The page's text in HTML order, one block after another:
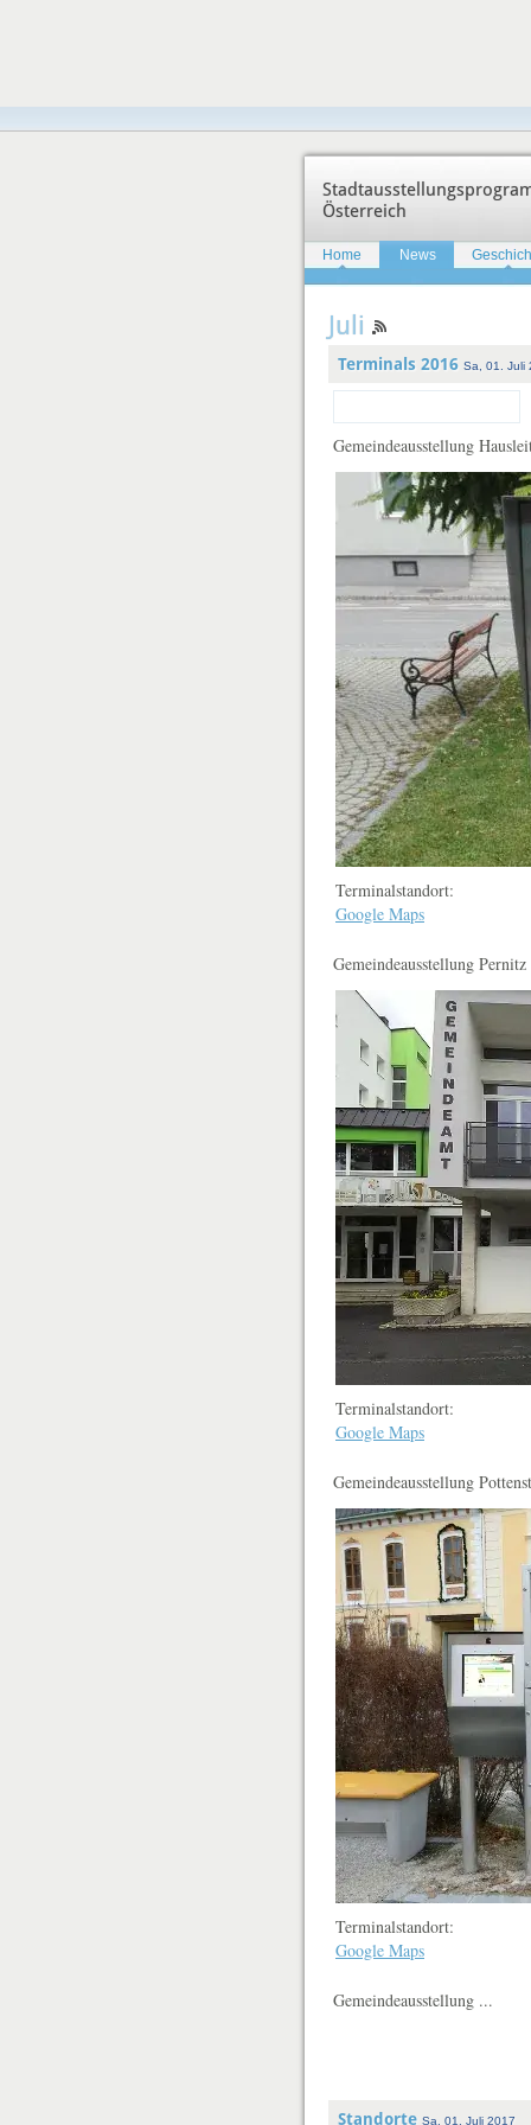
Österreich
Home News
Juli
Terminals 2016 Sa, 01. Juli
Gemeindeausstellung
Terminalstandort:
Google Maps
Gemeindeausstellung Pernitz
Terminalstandort:
Google Maps
Gemeindeausstellung
Terminalstandort:
Google Maps
Gemeindeausstellung ...
Standorte Sa, 01. Juli 2017